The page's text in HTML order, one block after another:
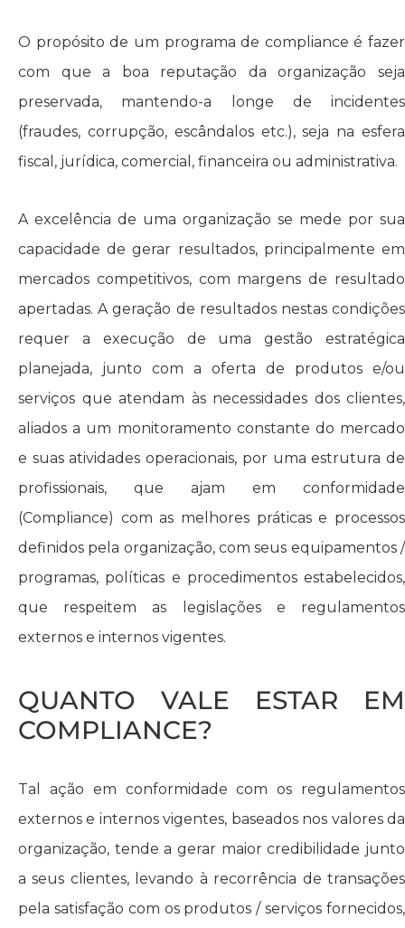
O propósito de um programa de compliance é fazer
com que a boa reputação da organização seja
preservada, mantendo-a longe de incidentes
(fraudes, corrupção, escândalos etc.), seja na esfera
fiscal, jurídica, comercial, financeira ou administrativa.
A excelência de uma organização se mede por sua
capacidade de gerar resultados, principalmente em
mercados competitivos, com margens de resultado
apertadas. A geração de resultados nestas condições
requer a execução de uma gestão estratégica
planejada, junto com a oferta de produtos e/ou
serviços que atendam às necessidades dos clientes,
aliados a um monitoramento constante do mercado
e suas atividades operacionais, por uma estrutura de
profissionais, que ajam em conformidade
(Compliance) com as melhores práticas e processos
definidos pela organização, com seus equipamentos /
programas, políticas e procedimentos estabelecidos,
que respeitem as legislações e regulamentos
externos e internos vigentes.
QUANTO VALE ESTAR EM
COMPLIANCE?
Tal ação em conformidade com os regulamentos
externos e internos vigentes, baseados nos valores da
organização, tende a gerar maior credibilidade junto
a seus clientes, levando à recorrência de transações
pela satisfação com os produtos / serviços fornecidos,